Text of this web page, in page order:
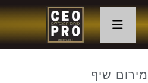
מירום שיף